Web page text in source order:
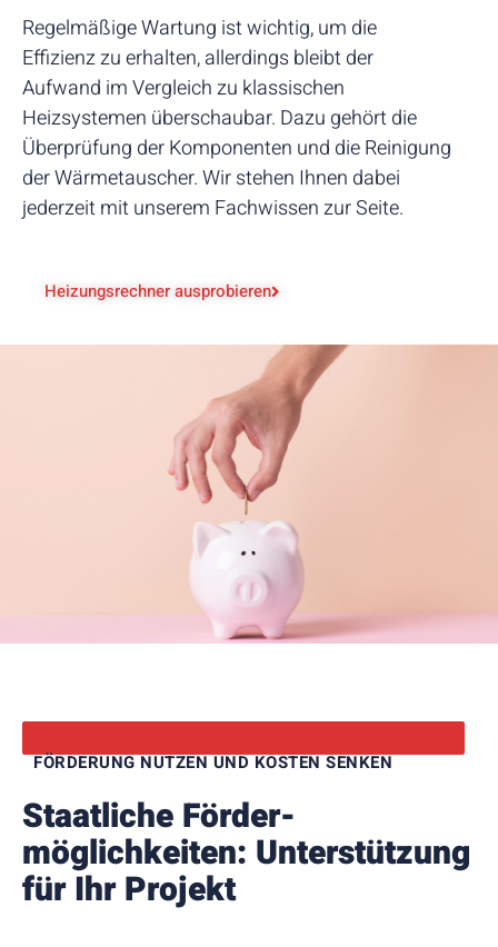
Regelmäßige Wartung ist wichtig, um die
Effizienz zu erhalten, allerdings bleibt der
Aufwand im Vergleich zu klassischen
Heizsystemen überschaubar. Dazu gehört die
Überprüfung der Komponenten und die Reinigung
der Wärmetauscher. Wir stehen Ihnen dabei
jederzeit mit unserem Fachwissen zur Seite.
Heizungsrechner ausprobieren
​​FÖRDERUNG NUTZEN UND KOSTEN SENKEN
Staatliche Förder­
möglichkeiten: Unterstützung
für Ihr Projekt